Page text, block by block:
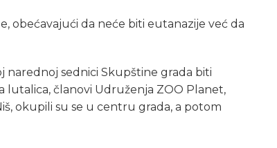
obećavajući da neće biti eutanazije već da
narednoj sednici Skupštine grada biti
članovi Udruženja ZOO Planet,
okupili su se u centru grada, a potom